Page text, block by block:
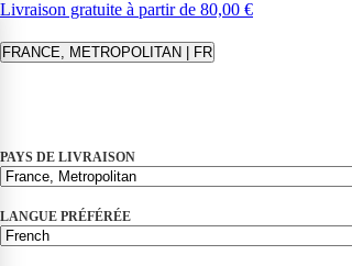
Livraison gratuite à partir de 80,00 €
FRANCE, METROPOLITAN | FR
PAYS DE LIVRAISON
LANGUE PRÉFÉRÉE